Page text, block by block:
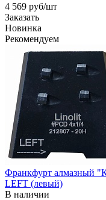
4 569 руб/шт
Заказать
Новинка
Рекомендуем
Франкфурт алмазный
LEFT (левый)
В наличии